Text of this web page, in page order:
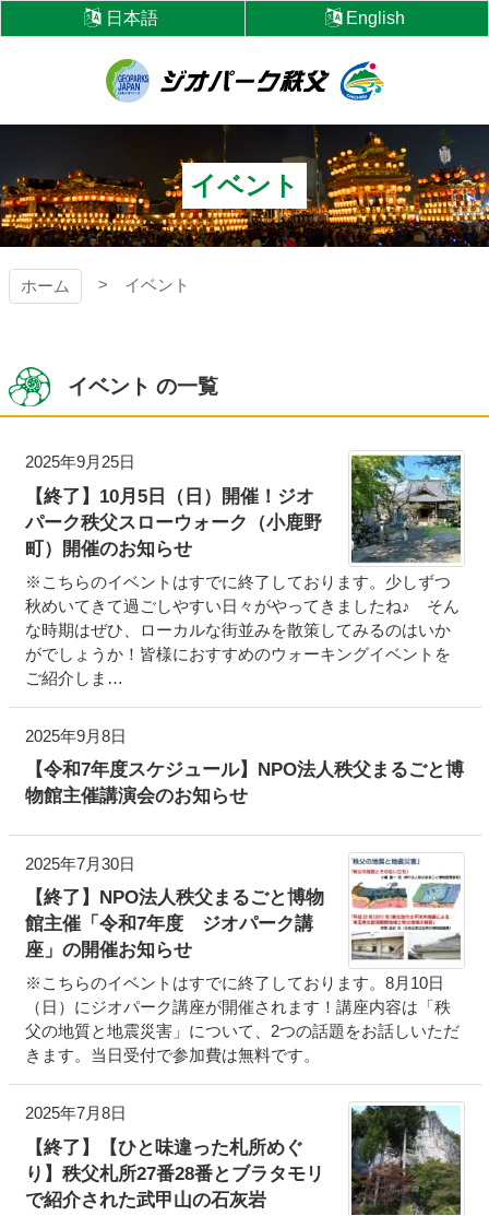
ン
本
ス
キ
ッ
プ
日本語 English
ジオパーク秩父
イベント
ホーム イベント
イベント の一覧
2025年9月25日
【終了】10月5日（日）開催！ジオ
パーク秩父スローウォーク（小鹿野
町）開催のお知らせ
※こちらのイベントはすでに終了しております。少しずつ
秋めいてきて過ごしやすい日々がやってきましたね♪ そん
な時期はぜひ、ローカルな街並みを散策してみるのはいか
がでしょうか！皆様におすすめのウォーキングイベントを
ご紹介しま…
2025年9月8日
【令和7年度スケジュール】NPO法人秩父まるごと博
物館主催講演会のお知らせ
2025年7月30日
【終了】NPO法人秩父まるごと博物
館主催「令和7年度 ジオパーク講
座」の開催お知らせ
※こちらのイベントはすでに終了しております。8月10日
（日）にジオパーク講座が開催されます！講座内容は「秩
父の地質と地震災害」について、2つの話題をお話しいただ
きます。当日受付で参加費は無料です。
2025年7月8日
【終了】【ひと味違った札所めぐ
り】秩父札所27番28番とブラタモリ
で紹介された武甲山の石灰岩